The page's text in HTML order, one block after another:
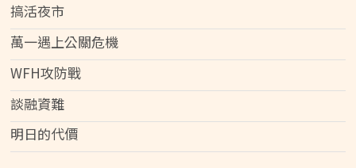
搞活夜市
萬一遇上公關危機
WFH攻防戰
談融資難
明日的代價